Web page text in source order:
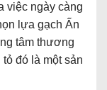
việc ngày càng
lựa gạch Ấn
tâm thương
đó là một sản